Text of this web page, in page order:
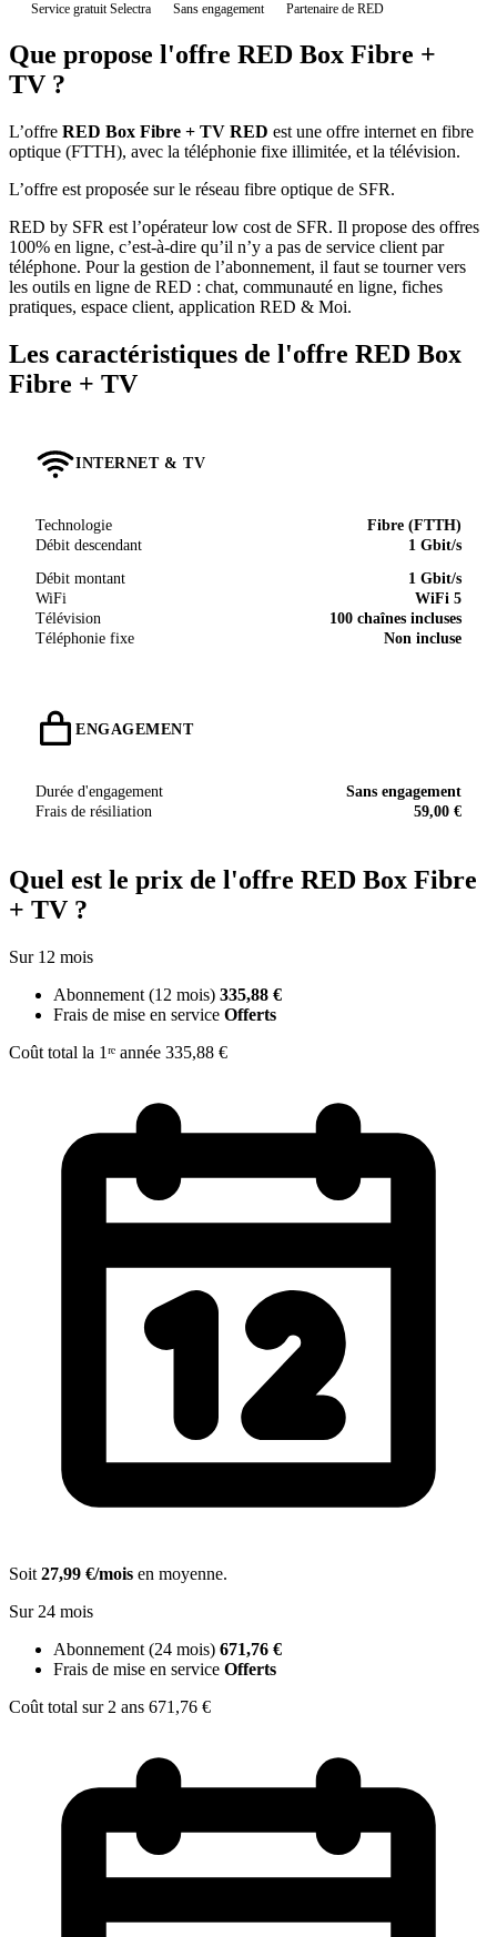
Service gratuit Selectra Sans engagement Partenaire de RED
Que propose l'offre RED Box Fibre +
TV ?
L’offre RED Box Fibre + TV RED est une offre internet en fibre
optique (FTTH), avec la téléphonie fixe illimitée, et la télévision.
L’offre est proposée sur le réseau fibre optique de SFR.
RED by SFR est l’opérateur low cost de SFR. Il propose des offres
100% en ligne, c’est-à-dire qu’il n’y a pas de service client par
téléphone. Pour la gestion de l’abonnement, il faut se tourner vers
les outils en ligne de RED : chat, communauté en ligne, fiches
pratiques, espace client, application RED & Moi.
Les caractéristiques de l'offre RED Box
Fibre + TV
INTERNET & TV
Technologie
Fibre (FTTH)
Débit descendant
1 Gbit/s
Débit montant
1 Gbit/s
WiFi
WiFi 5
Télévision
100 chaînes incluses
Téléphonie fixe
Non incluse
ENGAGEMENT
Durée d'engagement
Sans engagement
Frais de résiliation
59,00 €
Quel est le prix de l'offre RED Box Fibre
+ TV ?
Sur 12 mois
Abonnement (12 mois) 335,88 €
Frais de mise en service Offerts
Coût total la 1ʳᵉ année 335,88 €
Soit 27,99 €/mois en moyenne.
Sur 24 mois
Abonnement (24 mois) 671,76 €
Frais de mise en service Offerts
Coût total sur 2 ans 671,76 €